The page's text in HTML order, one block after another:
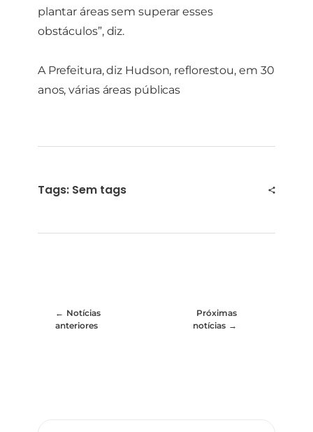
plantar áreas sem superar esses
obstáculos”, diz.
A Prefeitura, diz Hudson, reflorestou, em 30
anos, várias áreas públicas
Tags: Sem tags
Notícias
anteriores
Próximas
notícias